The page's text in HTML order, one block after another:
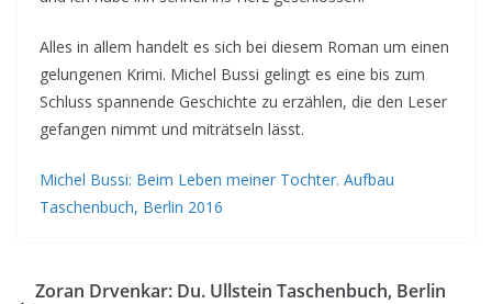
Alles in allem handelt es sich bei diesem Roman um einen
gelungenen Krimi. Michel Bussi gelingt es eine bis zum
Schluss spannende Geschichte zu erzählen, die den Leser
gefangen nimmt und miträtseln lässt.
Michel Bussi: Beim Leben meiner Tochter. Aufbau
Taschenbuch, Berlin 2016
Zoran Drvenkar: Du. Ullstein Taschenbuch, Berlin